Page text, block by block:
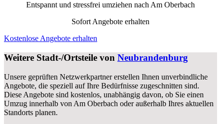
Entspannt und stressfrei umziehen nach Am Oberbach
Sofort Angebote erhalten
Kostenlose Angebote erhalten
Weitere Stadt-/Ortsteile von Neubrandenburg
Unsere geprüften Netzwerkpartner erstellen Ihnen unverbindliche
Angebote, die speziell auf Ihre Bedürfnisse zugeschnitten sind.
Diese Angebote sind kostenlos, unabhängig davon, ob Sie einen
Umzug innerhalb von Am Oberbach oder außerhalb Ihres aktuellen
Standorts planen.